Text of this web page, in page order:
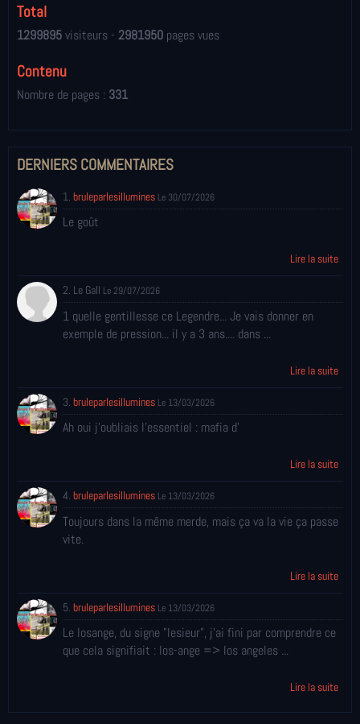
Total
1299895visiteurs - 2981950 pages vues
Contenu
Nombre de pages : 331
DERNIERS COMMENTAIRES
1. bruleparlesillumines Le 30/07/2026
Le goût
Lire la suite
2. Le Gall Le 29/07/2026
1 quelle gentillesse ce Legendre... Je vais donner en
exemple de pression... il y a 3 ans.... dans ...
Lire la suite
3. bruleparlesillumines Le 13/03/2026
Ah oui j'oubliais l'essentiel : mafia d'
Lire la suite
4. bruleparlesillumines Le 13/03/2026
Toujours dans la même merde, mais ça va la vie ça passe
vite.
Lire la suite
5. bruleparlesillumines Le 13/03/2026
Le losange, du signe "lesieur", j'ai fini par comprendre ce
que cela signifiait : los-ange => los angeles ...
Lire la suite